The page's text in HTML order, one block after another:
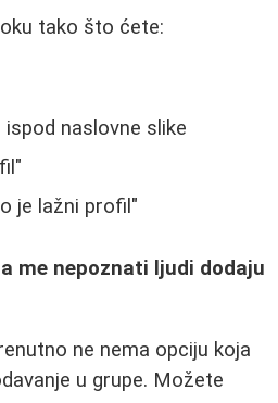
tako što ćete:
naslovne slike
je lažni profil"
me nepoznati ljudi dodaju
ne nema opciju koja
u grupe. Možete